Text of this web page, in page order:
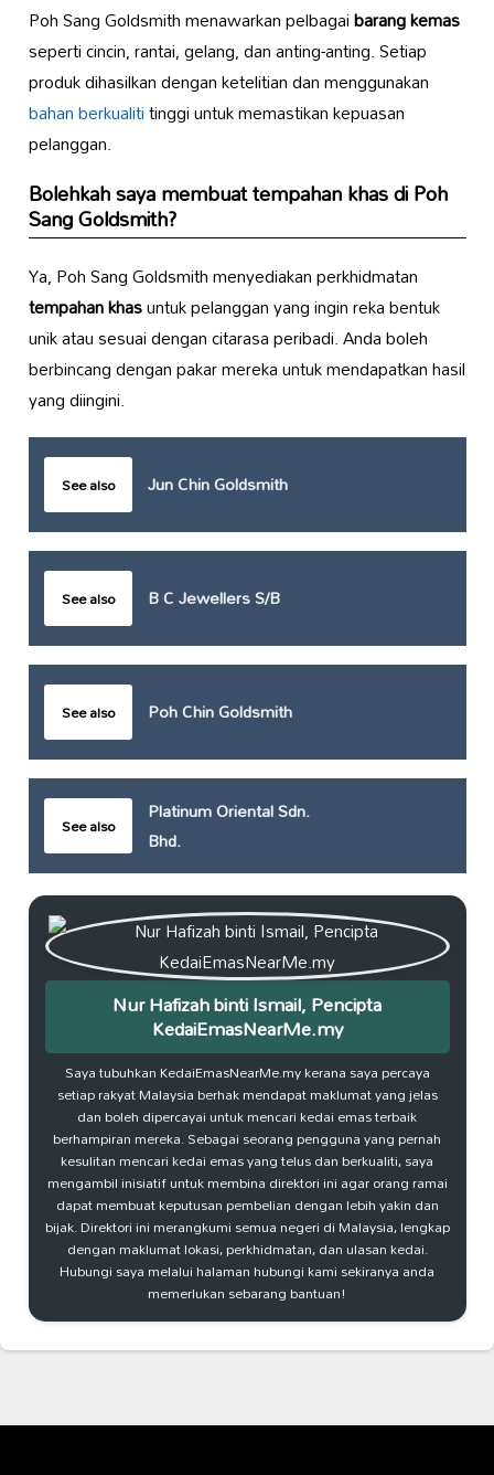
Poh Sang Goldsmith menawarkan pelbagaibarang kemas
seperti cincin, rantai, gelang, dan anting-anting. Setiap
produk dihasilkan dengan ketelitian dan menggunakan
bahan berkualititinggi untuk memastikan kepuasan
pelanggan.
Bolehkah saya membuat tempahan khas di Poh
Sang Goldsmith?
Ya, Poh Sang Goldsmith menyediakan perkhidmatan
tempahan khasuntuk pelanggan yang ingin reka bentuk
unik atau sesuai dengan citarasa peribadi. Anda boleh
berbincang dengan pakar mereka untuk mendapatkan hasil
yang diingini.
See also Jun Chin Goldsmith
See also B C Jewellers S/B
See also Poh Chin Goldsmith
See also
Platinum Oriental Sdn.
Bhd.
Nur Hafizah binti Ismail, Pencipta
KedaiEmasNearMe.my
Saya tubuhkan KedaiEmasNearMe.my kerana saya percaya
setiap rakyat Malaysia berhak mendapat maklumat yang jelas
dan boleh dipercayai untuk mencari kedai emas terbaik
berhampiran mereka. Sebagai seorang pengguna yang pernah
kesulitan mencari kedai emas yang telus dan berkualiti, saya
mengambil inisiatif untuk membina direktori ini agar orang ramai
dapat membuat keputusan pembelian dengan lebih yakin dan
bijak. Direktori ini merangkumi semua negeri di Malaysia, lengkap
dengan maklumat lokasi, perkhidmatan, dan ulasan kedai.
Hubungi saya melalui halaman hubungi kami sekiranya anda
memerlukan sebarang bantuan!